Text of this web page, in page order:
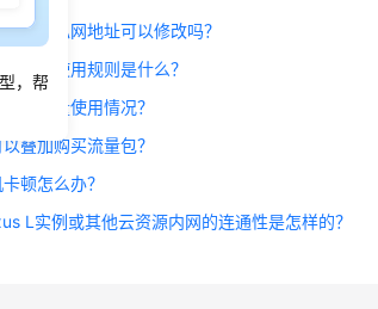
，帮
址和私网地址可以修改吗？
包的使用规则是什么？
的流量使用情况？
叠加购买流量包？
顿怎么办？
L实例或其他云资源内网的连通性是怎样的？